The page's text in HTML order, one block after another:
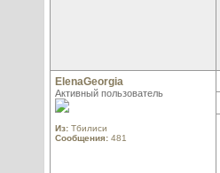
ElenaGeorgia
Активный пользователь
Из: Тбилиси
Сообщения: 481